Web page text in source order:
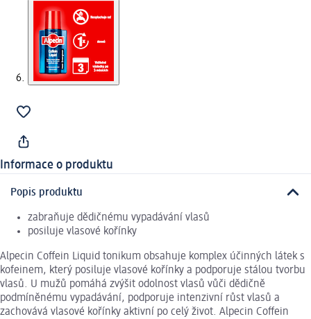
Informace o produktu
Popis produktu
zabraňuje dědičnému vypadávání vlasů
posiluje vlasové kořínky
Alpecin Coffein Liquid tonikum obsahuje komplex účinných látek s
kofeinem, který posiluje vlasové kořínky a podporuje stálou tvorbu
vlasů. U mužů pomáhá zvýšit odolnost vlasů vůči dědičně
podmíněnému vypadávání, podporuje intenzivní růst vlasů a
zachovává vlasové kořínky aktivní po celý život. Alpecin Coffein